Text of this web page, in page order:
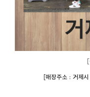
[매장주소 : 거제